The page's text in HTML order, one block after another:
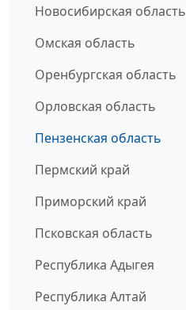
Новосибирская область
Омская область
Оренбургская область
Орловская область
Пензенская область
Пермский край
Приморский край
Псковская область
Республика Адыгея
Республика Алтай